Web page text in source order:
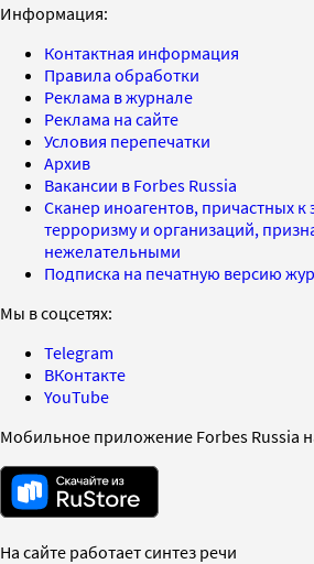
Информация:
Контактная информация
Правила обработки
Реклама в журнале
Реклама на сайте
Условия перепечатки
Архив
Вакансии в Forbes Russia
Сканер иноагентов, причастных к
терроризму и организаций,
нежелательными
Подписка на печатную версию
Мы в соцсетях:
Telegram
ВКонтакте
YouTube
Мобильное приложение Forbes Russia
На сайте работает синтез речи